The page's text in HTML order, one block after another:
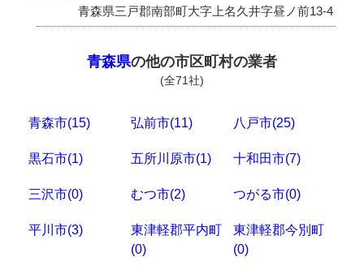
青森県三戸郡南部町大字上名久井字昼ノ前13-4
青森県の他の市区町村の業者
(全71社)
青森市(15) 弘前市(11) 八戸市(25)
黒石市(1) 五所川原市(1) 十和田市(7)
三沢市(0) むつ市(2) つがる市(0)
平川市(3)
東津軽郡平内町
(0)
東津軽郡今別町
(0)